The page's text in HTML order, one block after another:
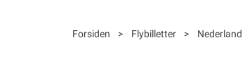
Forsiden > Flybilletter > Nederland